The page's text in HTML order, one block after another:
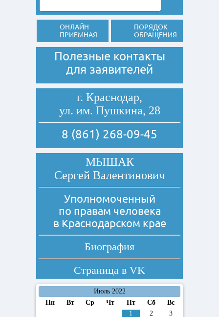
ОНЛАЙН
ПРИЕМНАЯ
ПОРЯДОК
ОБРАЩЕНИЯ
Полезные контакты
для заявителей
г. Краснодар,
ул. им. Пушкина, 28
8 (861) 268-09-45
МЫШАК
Сергей Валентинович
Уполномоченный
по правам человека
в Краснодарском крае
Биография
Страница в VK
Июль 2022
Пн
Вт Ср Чт Пт Сб
Вс
1
2 3